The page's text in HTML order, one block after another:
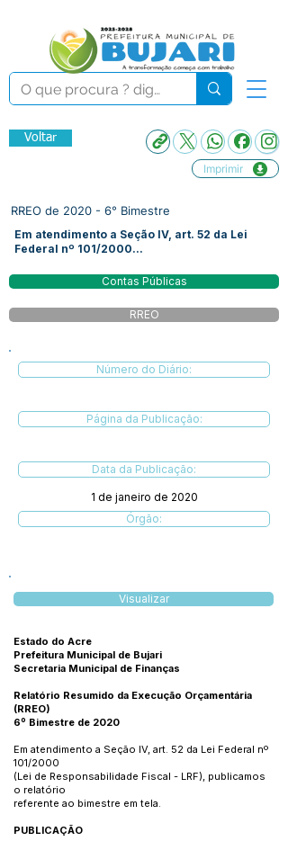
Voltar
Imprimir
RREO de 2020 - 6° Bimestre
Em atendimento a Seção IV, art. 52 da Lei
Federal nº 101/2000...
Contas Públicas
RREO
Número do Diário:
Página da Publicação:
Data da Publicação:
1 de janeiro de 2020
Órgão:
Visualizar
Estado do Acre
Prefeitura Municipal de Bujari
Secretaria Municipal de Finanças
Relatório Resumido da Execução Orçamentária
(RREO)
6º Bimestre de 2020
Em atendimento a Seção IV, art. 52 da Lei Federal nº
101/2000
(Lei de Responsabilidade Fiscal - LRF), publicamos
o relatório
referente ao bimestre em tela.
PUBLICAÇÃO